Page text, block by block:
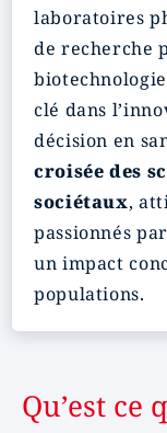
laboratoires
de recherche
clé dans
décision en
croisée des
sociétaux,
passionnés
un impact
populations.
Qu’est ce